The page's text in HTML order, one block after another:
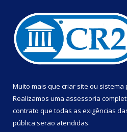
Muito mais que criar site ou sistema
Realizamos uma assessoria
contrato que todas as exigências
pública serão atendidas.